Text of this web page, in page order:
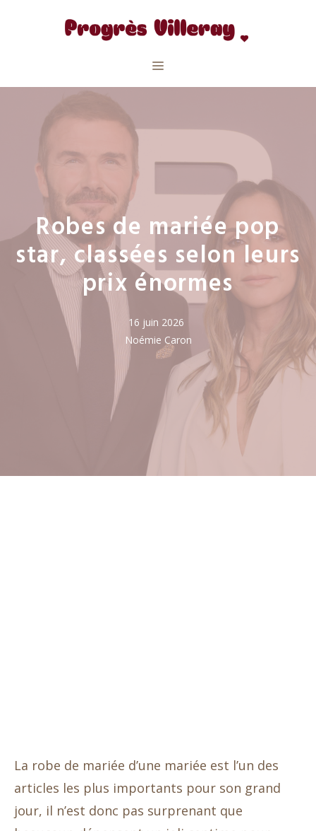
Menu
Robes de mariée pop
star, classées selon leurs
prix énormes
16 juin 2026
Noémie Caron
La robe de mariée d’une mariée est l’un des
articles les plus importants pour son grand
jour, il n’est donc pas surprenant que